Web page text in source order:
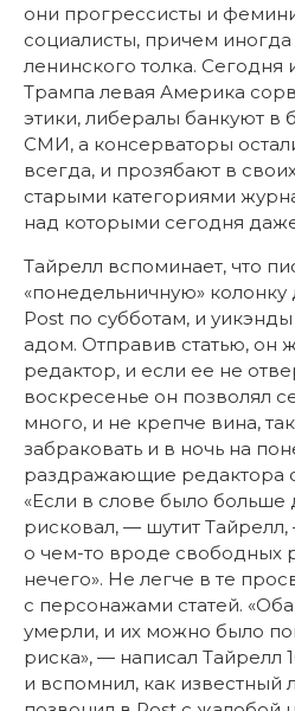
они прогрессисты и
социалисты, причем
ленинского толка. Сегодня
Трампа левая Америка
этики, либералы банкуют в
СМИ, а консерваторы
всегда, и прозябают в
старыми категориями
над которыми сегодня
Тайрелл вспоминает, что
«понедельничную» колонку
Post по субботам, и
адом. Отправив статью, он
редактор, и если ее не
воскресенье он позволял
много, и не крепче вина,
забраковать и в ночь на
раздражающие редактора
«Если в слове было больше
рисковал, — шутит
о чем-то вроде свободных
нечего». Не легче в те
с персонажами статей.
умерли, и их можно было
риска», — написал Тайрелл
и вспомнил, как